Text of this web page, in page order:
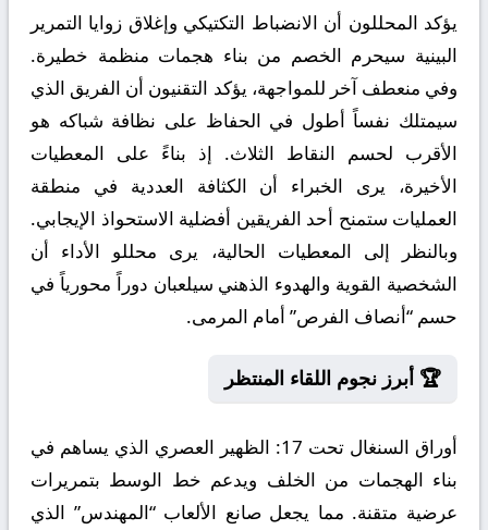
يؤكد المحللون أن الانضباط التكتيكي وإغلاق زوايا التمرير
البينية سيحرم الخصم من بناء هجمات منظمة خطيرة.
وفي منعطف آخر للمواجهة، يؤكد التقنيون أن الفريق الذي
سيمتلك نفساً أطول في الحفاظ على نظافة شباكه هو
الأقرب لحسم النقاط الثلاث. إذ بناءً على المعطيات
الأخيرة، يرى الخبراء أن الكثافة العددية في منطقة
العمليات ستمنح أحد الفريقين أفضلية الاستحواذ الإيجابي.
وبالنظر إلى المعطيات الحالية، يرى محللو الأداء أن
الشخصية القوية والهدوء الذهني سيلعبان دوراً محورياً في
حسم “أنصاف الفرص” أمام المرمى.
🏆 أبرز نجوم اللقاء المنتظر
أوراق السنغال تحت 17:
الظهير العصري الذي يساهم في
بناء الهجمات من الخلف ويدعم خط الوسط بتمريرات
عرضية متقنة. مما يجعل صانع الألعاب “المهندس” الذي